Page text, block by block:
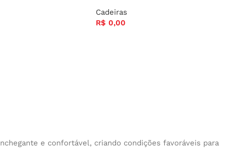
Cadeiras
R$ 0,00
e confortável, criando condições favoráveis para